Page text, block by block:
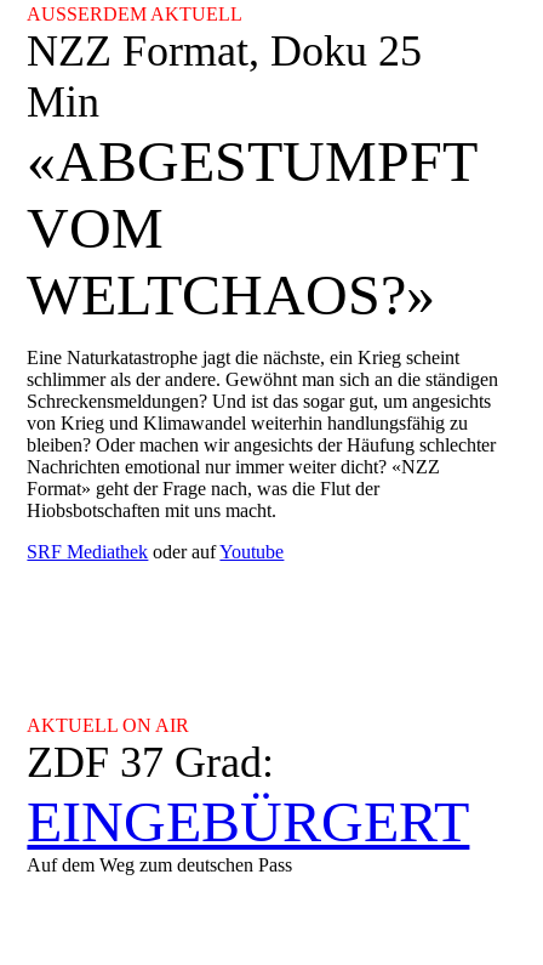
AUSSERDEM AKTUELL
NZZ Format, Doku 25
Min
«ABGESTUMPFT
VOM
WELTCHAOS?»
Eine Naturkatastrophe jagt die nächste, ein Krieg scheint
schlimmer als der andere. Gewöhnt man sich an die ständigen
Schreckensmeldungen? Und ist das sogar gut, um angesichts
von Krieg und Klimawandel weiterhin handlungsfähig zu
bleiben? Oder machen wir angesichts der Häufung schlechter
Nachrichten emotional nur immer weiter dicht? «NZZ
Format» geht der Frage nach, was die Flut der
Hiobsbotschaften mit uns macht.
SRF Mediathek oder aufYoutube
AKTUELL ON AIR
ZDF 37 Grad:
EINGEBÜRGERT
Auf dem Weg zum deutschen Pass